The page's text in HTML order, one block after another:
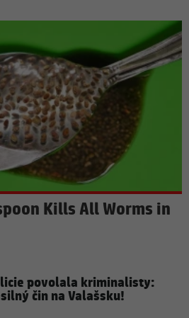
Kills All Worms in
povolala kriminalisty:
čin na Valašsku!